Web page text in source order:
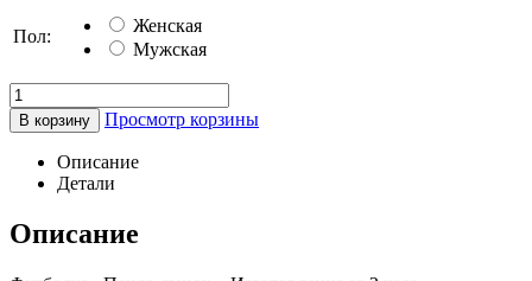
Пол:
Женская
Мужская
В корзину Просмотр корзины
Описание
Детали
Описание